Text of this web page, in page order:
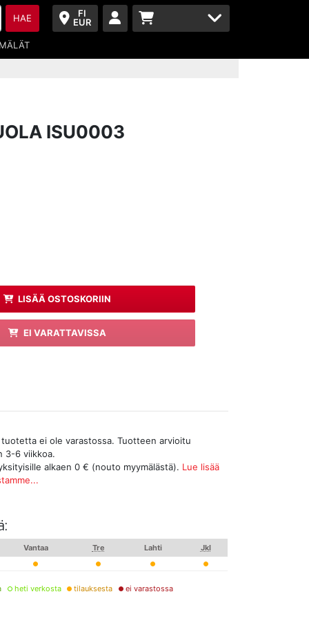
FI
EUR
HAE
ISU0003
LISÄÄ OSTOSKORIIN
EI VARATTAVISSA
tuotetta ei ole varastossa. Tuotteen arvioitu
3-6 viikkoa.
alkaen 0 € (nouto myymälästä). Lue lisää
Vantaa Tre Lahti Jkl
heti verkosta tilauksesta ei varastossa